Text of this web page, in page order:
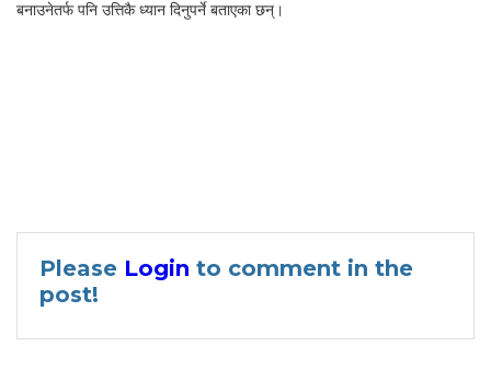
बनाउनेतर्फ पनि उत्तिकै ध्यान दिनुपर्ने बताएका छन्।
Please Login to comment in the
post!